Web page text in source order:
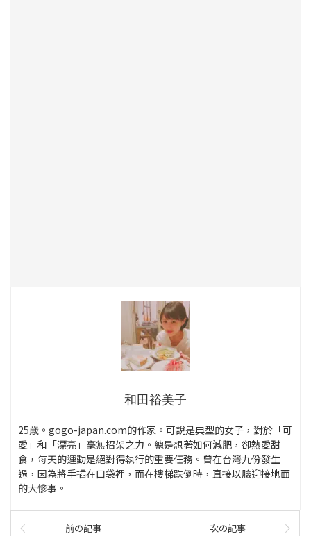
和田裕美子
25歳。gogo-japan.com的作家。可說是典型的女子，對於「可
愛」和「漂亮」毫無招架之力。總是想著如何減肥，卻熱愛甜
食，每天的運動是絕對得執行的重要任務。曾在台灣九份發生
過，因為將手插在口袋裡，而在樓梯跌倒時，直接以臉迎接地面
的大慘事。
前の記事 次の記事